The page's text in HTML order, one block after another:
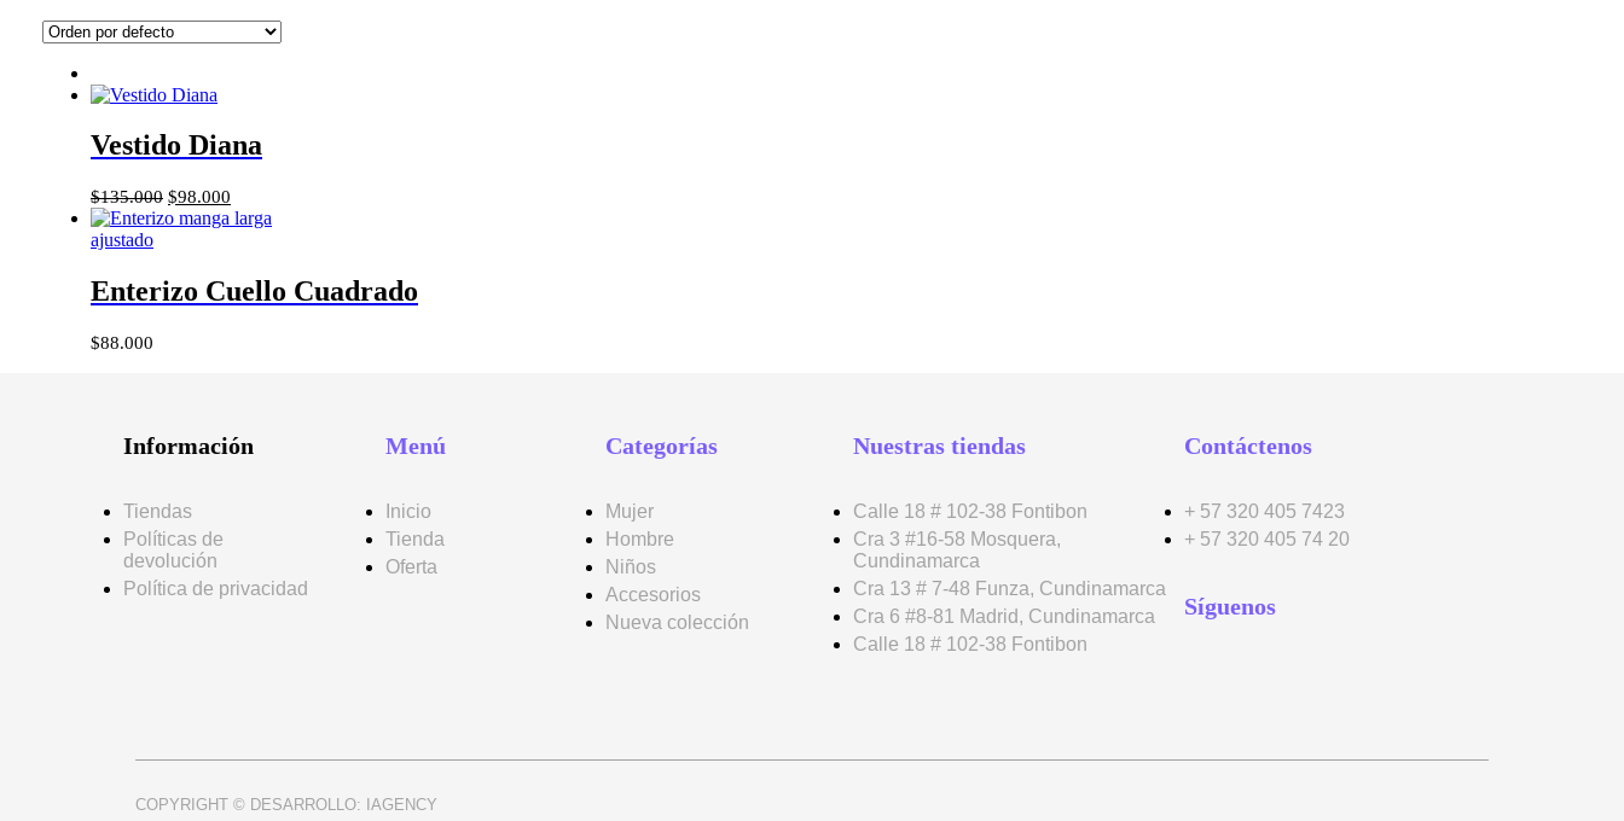
Vestido Diana
$135.000 $98.000
Enterizo Cuello Cuadrado
$88.000
Información
Tiendas
Políticas de
devolución
Política de privacidad
Menú
Inicio
Tienda
Oferta
Categorías
Mujer
Hombre
Niños
Accesorios
Nueva colección
Nuestras tiendas
Calle 18 # 102-38 Fontibon
Cra 3 #16-58 Mosquera,
Cundinamarca
Cra 13 # 7-48 Funza, Cundinamarca
Cra 6 #8-81 Madrid, Cundinamarca
Calle 18 # 102-38 Fontibon
Contáctenos
+ 57 320 405 7423
+ 57 320 405 74 20
Síguenos
COPYRIGHT © DESARROLLO: IAGENCY